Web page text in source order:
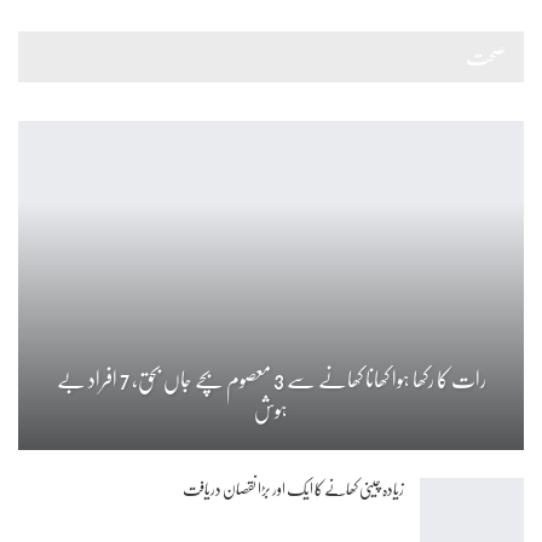
رات کا رکھا ہوا کھانا کھانے سے 3 معصوم بچے جاں بحق، 7 افراد بے
ہوش
زیادہ چینی کھانے کا ایک اور بڑا نقصان دریافت